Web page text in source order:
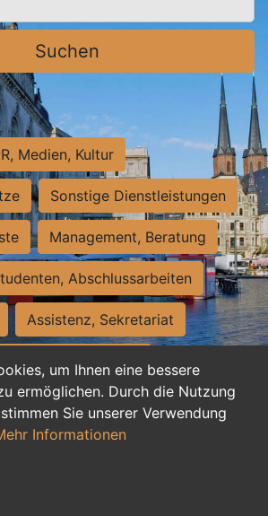
um Ihnen eine bessere
ermöglichen. Durch die Nutzung
Sie unserer Verwendung
Informationen
Suchen
Medien, Kultur
Sonstige Dienstleistungen
Management, Beratung
Abschlussarbeiten
Assistenz, Sekretariat
und Nebenjobs
Materialwirtschaft
duale Ausbildung